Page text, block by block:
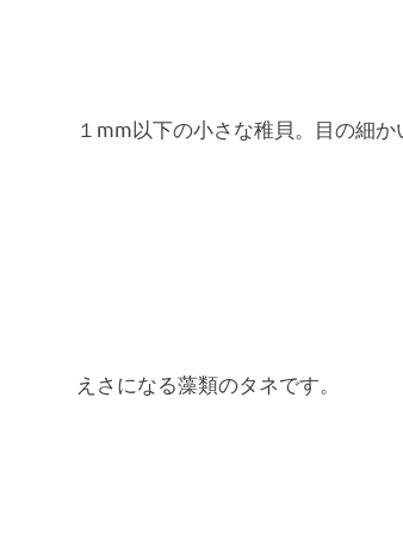
１mm以下の小さな稚貝。目の細
えさになる藻類のタネです。